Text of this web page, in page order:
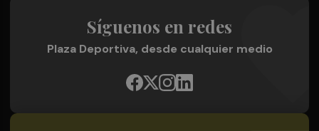
Síguenos en redes
Plaza Deportiva, desde cualquier medio